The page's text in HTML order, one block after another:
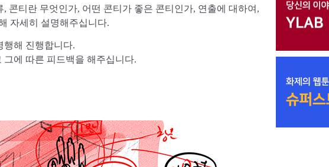
콘티란 무엇인가, 어떤 콘티가 좋은 콘티인가, 연출에 대하여,
자세히 설명해주십니다.
행해 진행합니다.
에 따른 피드백을 해주십니다.